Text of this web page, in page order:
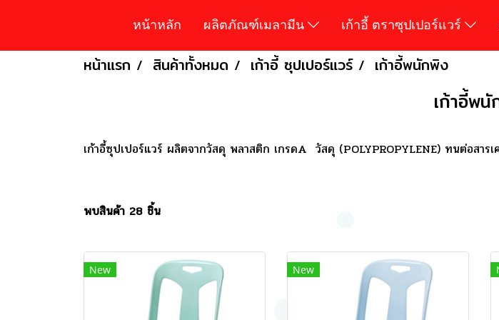
หน้าหลัก ผลิตภัณฑ์เมลามีน เก้าอี้ ตราซุปเปอร์แวร์
หน้าแรก สินค้าทั้งหมด เก้าอี้ ซุปเปอร์แวร์ เก้าอี้พนักพิง
เก้าอี้พ
เก้าอี้ซุปเปอร์แวร์ ผลิตจากวัสดุ พลาสติก เกรดA วัสดุ (POLYPROPYLENE) ทนต่อสาร
พบสินค้า 28 ชิ้น
New New